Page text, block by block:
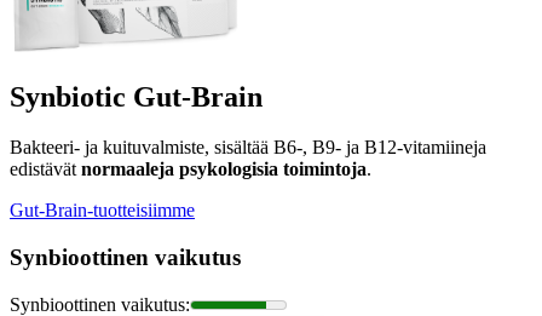
Synbiotic Gut-Brain
Bakteeri- ja kuituvalmiste, sisältää B6-, B9- ja B12-vitamiineja
edistävätnormaaleja psykologisia toimintoja.
Gut-Brain-tuotteisiimme
Synbioottinen vaikutus
Synbioottinen vaikutus: